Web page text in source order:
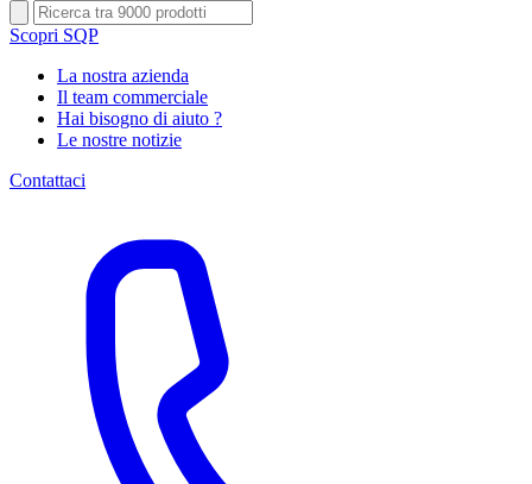
Scopri SQP
La nostra azienda
Il team commerciale
Hai bisogno di aiuto ?
Le nostre notizie
Contattaci